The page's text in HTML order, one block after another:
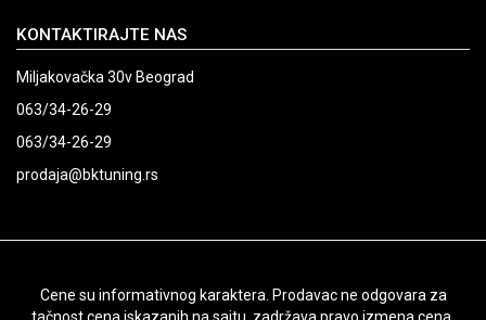
KONTAKTIRAJTE NAS
Miljakovačka 30v Beograd
063/34-26-29
063/34-26-29
prodaja@bktuning.rs
Cene su informativnog karaktera. Prodavac ne odgovara za